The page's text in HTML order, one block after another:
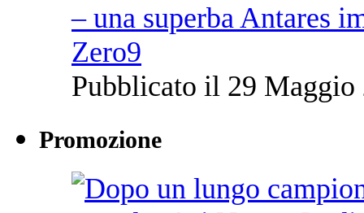
– una superba Antares
Zero9
Pubblicato il 29 Maggio
Promozione